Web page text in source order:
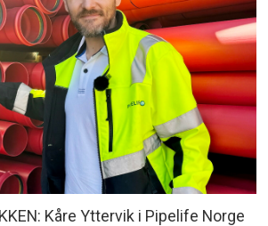
Kåre Yttervik i Pipelife Norge